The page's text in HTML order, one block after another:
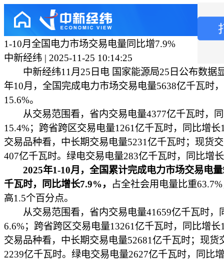
1-10月全国电力市场交易电量同比增7.9%
中新经纬 | 2025-11-25 10:14:25
中新经纬11月25日电 国家能源局25日公布数据
年10月，全国完成电力市场交易电量5638亿千瓦时
15.6%。
从交易范围看，省内交易电量4377亿千瓦时，
15.4%；跨省跨区交易电量1261亿千瓦时，同比增长
交易品种看，中长期交易电量5231亿千瓦时；现货
407亿千瓦时。绿电交易电量283亿千瓦时，同比增
2025年1-10月，全国累计完成电力市场交易电
千瓦时，同比增长7.9%，
占全社会用电量比重
高1.5个百分点。
从交易范围看，省内交易电量41659亿千瓦时，
6.6%；跨省跨区交易电量13261亿千瓦时，同比增长
交易品种看，中长期交易电量52681亿千瓦时；现货
2239亿千瓦时。绿电交易电量2627亿千瓦时，同比